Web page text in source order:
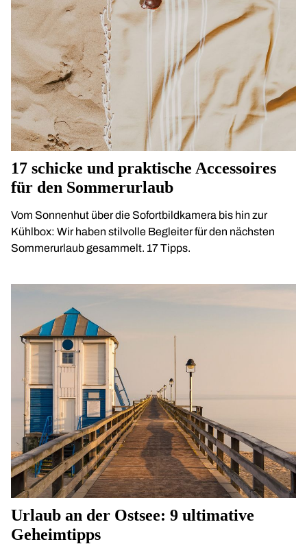
17 schicke und praktische Accessoires
für den Sommerurlaub
Vom Sonnenhut über die Sofortbildkamera bis hin zur
Kühlbox: Wir haben stilvolle Begleiter für den nächsten
Sommerurlaub gesammelt. 17 Tipps.
Urlaub an der Ostsee: 9 ultimative
Geheimtipps